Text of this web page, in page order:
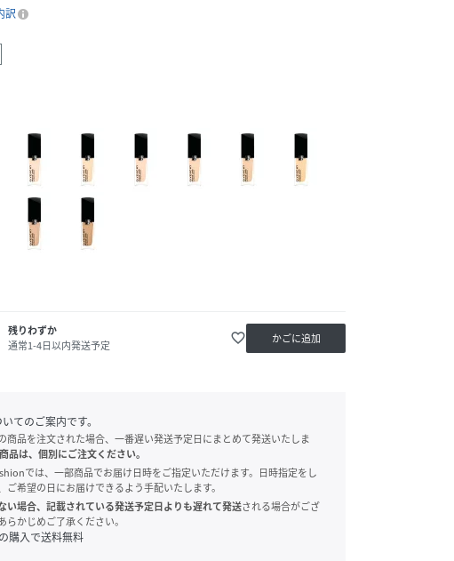
訳
残りわずか
通常1-4日以内発送予定
favorite_border かごに追加
てのご案内です。
商品を注文された場合、一番遅い発送予定日にまとめて発送いたしま
品は、個別にご注文ください。
では、一部商品でお届け日時をご指定いただけます。日時指定をし
ご希望の日にお届けできるよう手配いたします。
い場合、記載されている発送予定日よりも遅れて発送される場合がござ
らかじめご了承ください。
購入で送料無料